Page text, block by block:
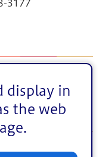
display in
the web
3177